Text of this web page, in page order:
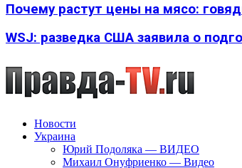
Почему растут цены на мясо:
WSJ: разведка США заявила о
Новости
Украина
Юрий Подоляка — ВИДЕО
Михаил Онуфриенко — Видео